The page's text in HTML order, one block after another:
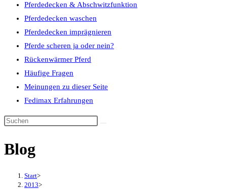
Pferdedecken & Abschwitzfunktion
Pferdedecken waschen
Pferdedecken imprägnieren
Pferde scheren ja oder nein?
Rückenwärmer Pferd
Häufige Fragen
Meinungen zu dieser Seite
Fedimax Erfahrungen
Diese
durchsuchen
Blog
Start>
2013>